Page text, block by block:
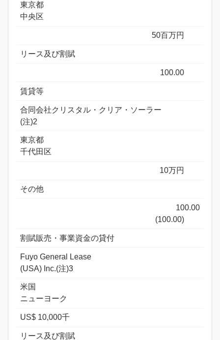
東京都
中央区
50百万円
リース及び割賦
100.00
賃貸等
合同会社クリスタル・クリア・ソーラー
(注)2
東京都
千代田区
10万円
その他
100.00
(100.00)
割賦販売・事業資金の貸付
Fuyo General Lease
(USA) Inc.(注)3
米国
ニューヨーク
US$ 10,000千
リース及び割賦